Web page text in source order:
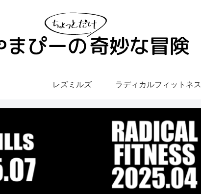
レズミルズ ラディカルフィットネス